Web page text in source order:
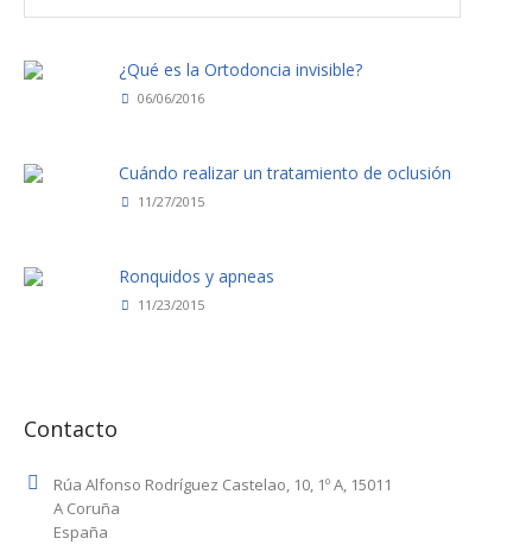
¿Qué es la Ortodoncia invisible?
06/06/2016
Cuándo realizar un tratamiento de oclusión
11/27/2015
Ronquidos y apneas
11/23/2015
Contacto
Rúa Alfonso Rodríguez Castelao, 10, 1º A, 15011
A Coruña
España